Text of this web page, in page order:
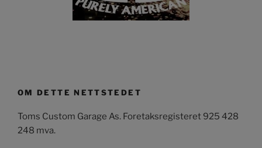
OM DETTE NETTSTEDET
Toms Custom Garage As. Foretaksregisteret 925 428
248 mva.